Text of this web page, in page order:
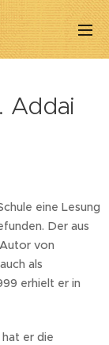
Addai
eine Lesung
Der aus
von
als
erhielt er in
er die